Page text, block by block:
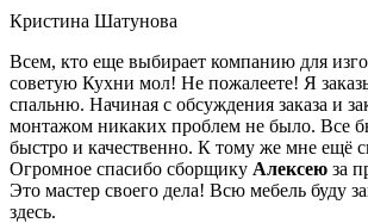
Кристина Шатунова
Всем, кто еще выбирает компанию для
советую Кухни мол! Не пожалеете! Я
спальню. Начиная с обсуждения заказа и
монтажом никаких проблем не было. Все
быстро и качественно. К тому же мне ещё
Огромное спасибо сборщику Алексею за
Это мастер своего дела! Всю мебель буду
здесь.